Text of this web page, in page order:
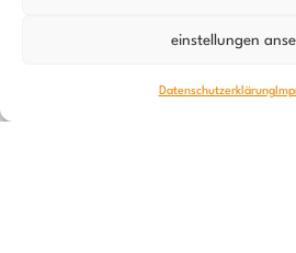
einstellungen
Datenschutzerklärung
paypal@stepsforchildren.de